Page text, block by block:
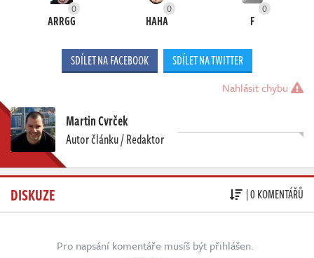
0
ARRGG
0
HAHA
0
F
SDÍLET NA FACEBOOK SDÍLET NA TWITTER
Nahlásit chybu
Martin Cvrček
Autor článku / Redaktor
DISKUZE | 0 KOMENTÁŘŮ
Pro napsání komentáře musíš být přihlášen.